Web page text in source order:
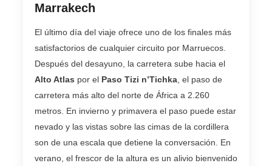
Marrakech
El último día del viaje ofrece uno de los finales más
satisfactorios de cualquier circuito por Marruecos.
Después del desayuno, la carretera sube hacia el
Alto Atlas por el Paso Tizi n’Tichka , el paso de
carretera más alto del norte de África a 2.260
metros. En invierno y primavera el paso puede estar
nevado y las vistas sobre las cimas de la cordillera
son de una escala que detiene la conversación. En
verano, el frescor de la altura es un alivio bienvenido